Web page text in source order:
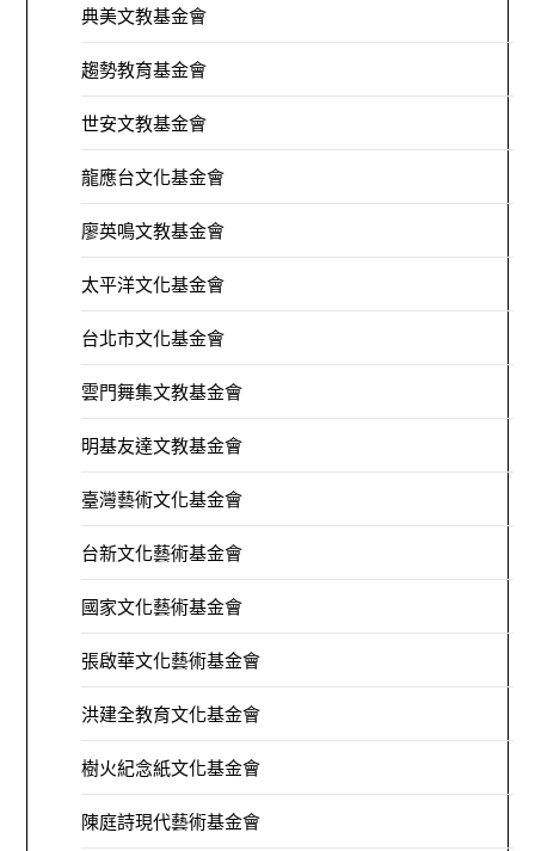
典美文教基金會
趨勢教育基金會
世安文教基金會
龍應台文化基金會
廖英鳴文教基金會
太平洋文化基金會
台北市文化基金會
雲門舞集文教基金會
明基友達文教基金會
臺灣藝術文化基金會
台新文化藝術基金會
國家文化藝術基金會
張啟華文化藝術基金會
洪建全教育文化基金會
樹火紀念紙文化基金會
陳庭詩現代藝術基金會